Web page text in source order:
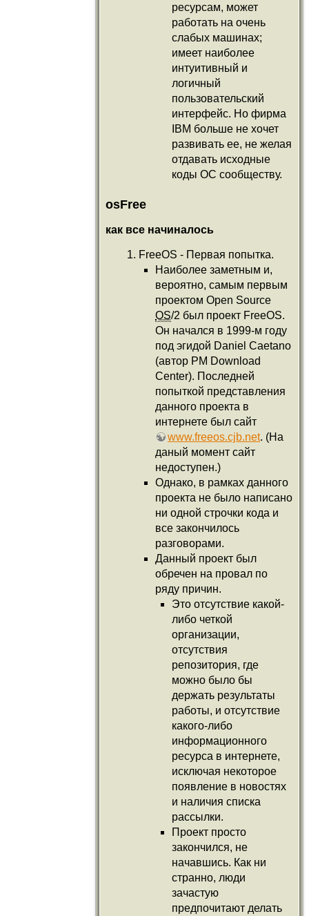
ресурсам, может
работать на очень
слабых машинах;
имеет наиболее
интуитивный и
логичный
пользовательский
интерфейс. Но фирма
IBM больше не хочет
развивать ее, не желая
отдавать исходные
коды ОС сообществу.
osFree
как все начиналось
FreeOS - Первая попытка.
Наиболее заметным и,
вероятно, самым первым
проектом Open Source
OS/2 был проект FreeOS.
Он начался в 1999-м году
под эгидой Daniel Caetano
(автор PM Download
Center). Последней
попыткой представления
данного проекта в
интернете был сайт
www.freeos.cjb.net. (На
даный момент сайт
недоступен.)
Однако, в рамках данного
проекта не было написано
ни одной строчки кода и
все закончилось
разговорами.
Данный проект был
обречен на провал по
ряду причин.
Это отcутствие какой-
либо четкой
организации,
отсутствия
репозитория, где
можно было бы
держать результаты
работы, и отсутствие
какого-либо
информационного
ресурса в интернете,
исключая некоторое
появление в новостях
и наличия списка
рассылки.
Проект просто
закончился, не
начавшись. Как ни
странно, люди
зачастую
предпочитают делать